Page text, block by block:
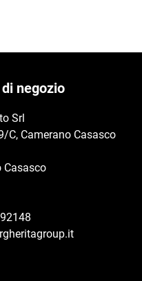
negozio
Srl
C, Camerano Casasco
Casasco